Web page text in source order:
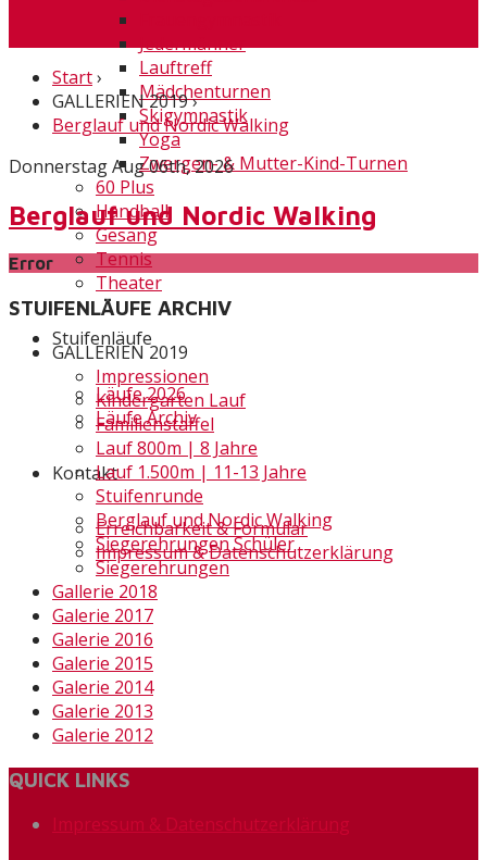
Jedermänner
Lauftreff
Mädchenturnen
Skigymnastik
Yoga
Zwergen- & Mutter-Kind-Turnen
60 Plus
Handball
Gesang
Tennis
Theater
Stuifenläufe
Läufe 2026
Läufe Archiv
Kontakt
Erreichbarkeit & Formular
Impressum & Datenschutzerklärung
Start›
GALLERIEN 2019›
Berglauf und Nordic Walking
Donnerstag Aug 06th, 2026
Berglauf und Nordic Walking
Error
STUIFENLÄUFE ARCHIV
GALLERIEN 2019
Impressionen
Kindergarten Lauf
Familienstaffel
Lauf 800m | 8 Jahre
Lauf 1.500m | 11-13 Jahre
Stuifenrunde
Berglauf und Nordic Walking
Siegerehrungen Schüler
Siegerehrungen
Gallerie 2018
Galerie 2017
Galerie 2016
Galerie 2015
Galerie 2014
Galerie 2013
Galerie 2012
QUICK LINKS
Impressum & Datenschutzerklärung